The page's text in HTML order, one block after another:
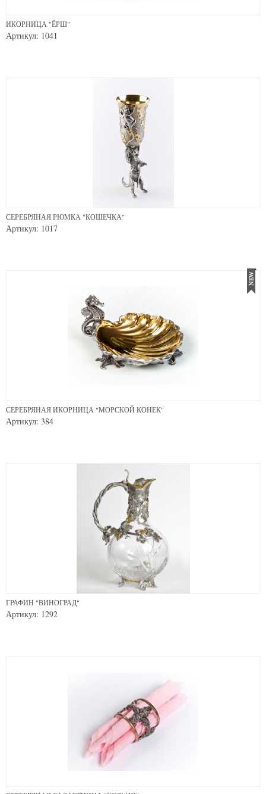
ИКОРНИЦА "ЁРШ"
Артикул: 1041
СЕРЕБРЯНАЯ РЮМКА "КОШЕЧКА"
Артикул: 1017
СЕРЕБРЯНАЯ ИКОРНИЦА "МОРСКОЙ КОНЕК"
Артикул: 384
ГРАФИН "ВИНОГРАД"
Артикул: 1292